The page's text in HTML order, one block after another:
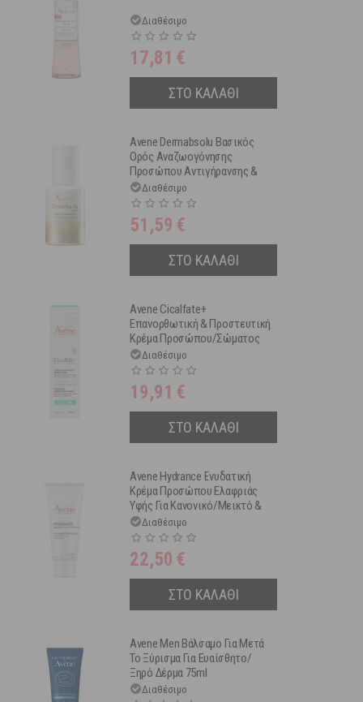
Διαθέσιμο
17,81 €
ΣΤΟ ΚΑΛΑΘΙ
Avene Dermabsolu Βασικός
Ορός Αναζωογόνησης
Προσώπου Αντιγήρανσης &
Επαναπύκνωσης 30ml
Διαθέσιμο
51,59 €
ΣΤΟ ΚΑΛΑΘΙ
Avene Cicalfate+
Επανορθωτική & Προστευτική
Κρέμα Προσώπου/Σώματος
Για Το Ευαίσθητο & Ερεθισμένο
Δέρμα Όλης Της Οικογένειας
100ml
Διαθέσιμο
19,91 €
ΣΤΟ ΚΑΛΑΘΙ
Avene Hydrance Ενυδατική
Κρέμα Προσώπου Ελαφριάς
Υφής Για Κανονικό/Μεικτό &
Ευαίσθητο Δέρμα 40 ml
Διαθέσιμο
22,50 €
ΣΤΟ ΚΑΛΑΘΙ
Avene Men Βάλσαμο Για Μετά
Το Ξύρισμα Για Ευαίσθητο/
Ξηρό Δέρμα 75ml
Διαθέσιμο